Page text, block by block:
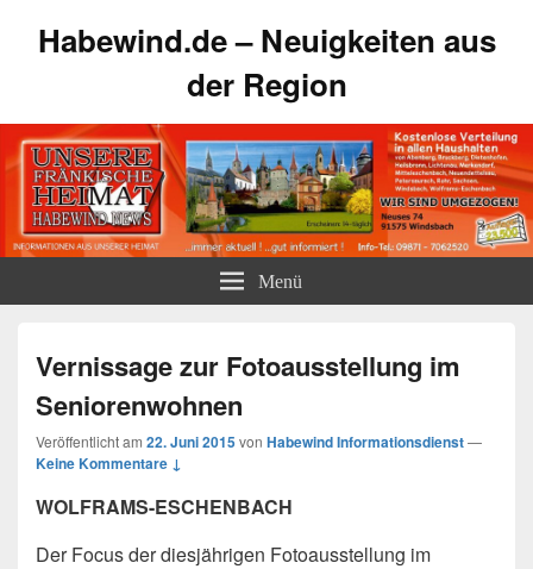
Habewind.de – Neuigkeiten aus
der Region
Menü
Vernissage zur Fotoausstellung im
Seniorenwohnen
Veröffentlicht am 22. Juni 2015von Habewind Informationsdienst—
Keine Kommentare ↓
WOLFRAMS-ESCHENBACH
Der Focus der diesjährigen Fotoausstellung im